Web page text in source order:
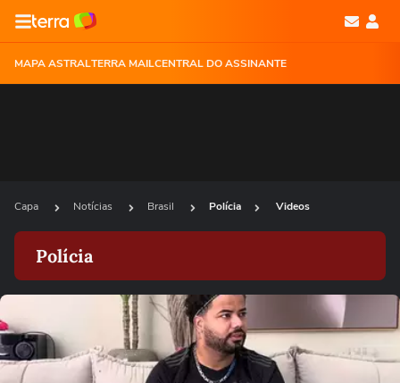
MAPA ASTRALTERRA MAILCENTRAL DO ASSINANTE
Capa Notícias Brasil Polícia Videos
Polícia
Ops!
Não foi possível reproduzir o vídeo